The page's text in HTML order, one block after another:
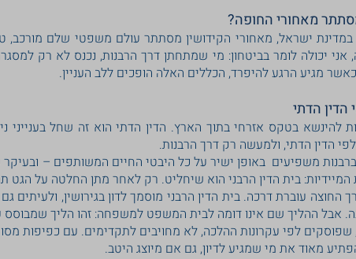
מאחורי החופה?
ישראל, מאחורי הקידושין מסתתר עולם משפטי שלם מורכב,
אני יכולה לומר בביטחון: מי שמתחתן דרך הרבנות, נכנס לא רק
מגיע הרגע להיפרד, הכללים האלה הופכים ללב העניין.
הדין הדתי
להינשא בטקס אזרחי בתוך הארץ. הדין הדתי הוא זה שחל בענייני
הדין הדתי, ולמעשה רק דרך הרבנות.
ברבנות משפיעים באופן ישיר על כל היבטי החיים המשותפים –
בית הדין הרבני הוא שיחליט. רק לאחר מתן החלטה על הגט
עוברת דרכה. בית הדין הרבני מוסמך לדון בגירושין, ולעיתים גם
אבל ההליך שם אינו דומה לבית המשפט למשפחה: זהו הליך שמבוסס
מאוד את מי שמגיע לדיון, גם אם מיוצג היטב.